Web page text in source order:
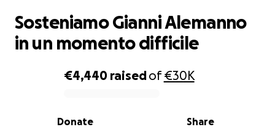
0% complete
€4,440 raisedof€30K
Share
Donate
Sosteniamo Gianni Alemanno
in un momento difficile